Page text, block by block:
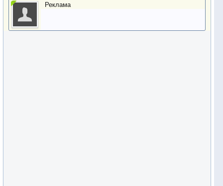
Реклама